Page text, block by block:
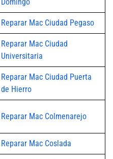
Reparar Mac Ciudad Pegaso
Reparar Mac Ciudad
Universitaria
Reparar Mac Ciudad Puerta
de Hierro
Reparar Mac Colmenarejo
Reparar Mac Coslada